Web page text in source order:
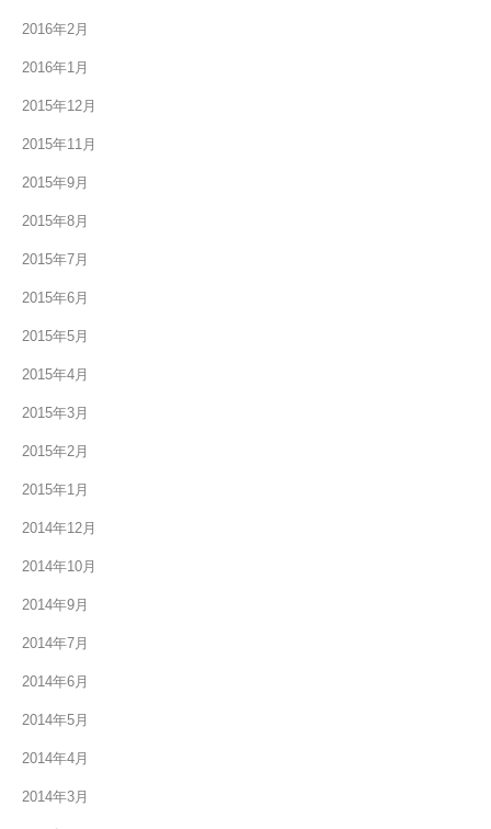
2016年2月
2016年1月
2015年12月
2015年11月
2015年9月
2015年8月
2015年7月
2015年6月
2015年5月
2015年4月
2015年3月
2015年2月
2015年1月
2014年12月
2014年10月
2014年9月
2014年7月
2014年6月
2014年5月
2014年4月
2014年3月